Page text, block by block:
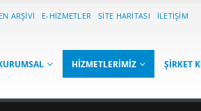
ARŞIVI E-HIZMETLER SITE HARITASI İLETIŞIM
HIZMETLERIMIZ ŞIRKET